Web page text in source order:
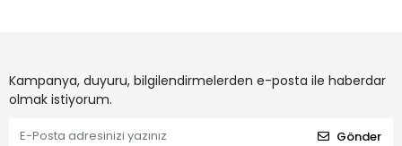
Kampanya, duyuru, bilgilendirmelerden e-posta ile haberdar
olmak istiyorum.
Gönder